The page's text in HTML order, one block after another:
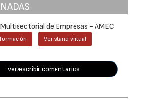
de Empresas - AMEC
Ver stand virtual
ver/escribir comentarios